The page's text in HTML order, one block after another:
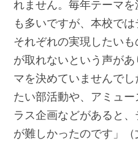
れません。毎年テーマ
も多いですが、本校で
それぞれの実現したい
が取れないという声が
マを決めていませんで
たい部活動や、アミュ
ラス企画などがあると
が難しかったのです」（